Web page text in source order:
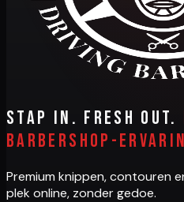
Stap in. Fresh out.
barbershop-
Premium knippen, contouren
plek online, zonder gedoe.